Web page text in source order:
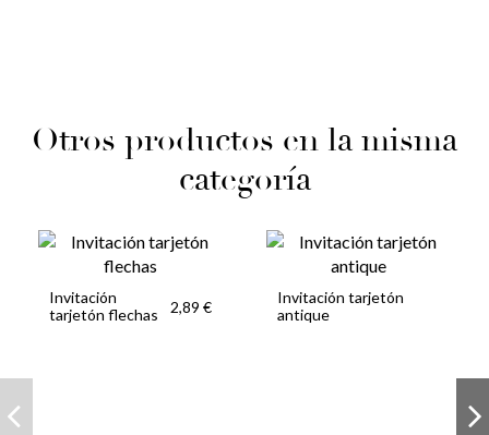
Otros productos en la misma
categoría
Invitación
tarjetón flechas
2,89 €
Invitación tarjetón
antique